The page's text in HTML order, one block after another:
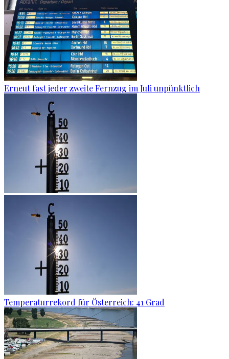
Erneut fast jeder zweite Fernzug im Juli unpünktlich
Temperaturrekord für Österreich: 41 Grad